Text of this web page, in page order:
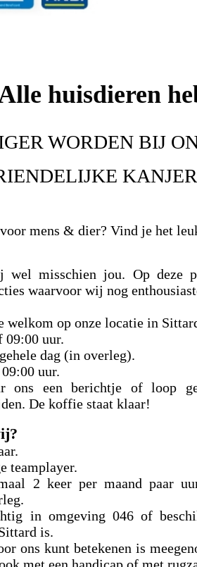
huisdieren
WORDEN BIJ
mens & dier? Vind je het
wel misschien jou. Op deze
waarvoor wij nog
welkom op onze locatie in
09:00 uur.
dag (in overleg).
uur.
ons een berichtje of loop
De koffie staat klaar!
teamplayer.
2 keer per maand paar
in omgeving 046 of
is.
ons kunt betekenen is